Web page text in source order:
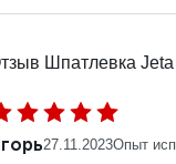
Шпатлевка Jeta
27.11.2023Опыт